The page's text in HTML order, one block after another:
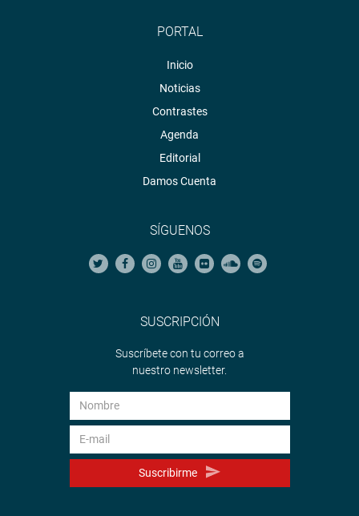
PORTAL
Inicio
Noticias
Contrastes
Agenda
Editorial
Damos Cuenta
SÍGUENOS
SUSCRIPCIÓN
Suscríbete con tu correo a
nuestro newsletter.
Suscribirme